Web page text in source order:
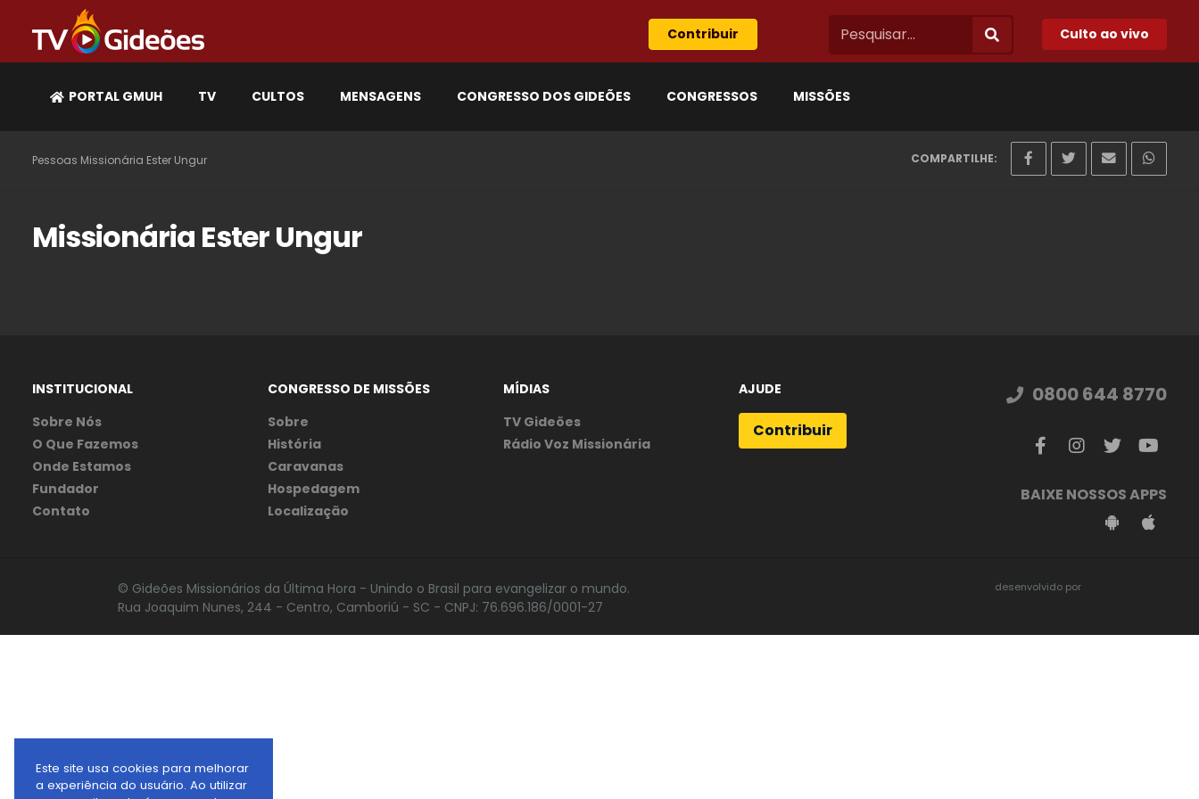
Contribuir Culto ao vivo
PORTAL GMUH TV CULTOS MENSAGENS CONGRESSO DOS GIDEÕES CONGRESSOS MISSÕES
Pessoas Missionária Ester Ungur COMPARTILHE:
Missionária Ester Ungur
Este site usa cookies para melhorar
a experiência do usuário. Ao utilizar
INSTITUCIONAL
Sobre Nós
O Que Fazemos
Onde Estamos
Fundador
Contato
CONGRESSO DE MISSÕES
Sobre
História
Caravanas
Hospedagem
Localização
MÍDIAS
TV Gideões
Rádio Voz Missionária
AJUDE
Contribuir
0800 644 8770
BAIXE NOSSOS APPS
© Gideões Missionários da Última Hora - Unindo o Brasil para evangelizar o mundo.
Rua Joaquim Nunes, 244 - Centro, Camboriú - SC - CNPJ: 76.696.186/0001-27
desenvolvido por